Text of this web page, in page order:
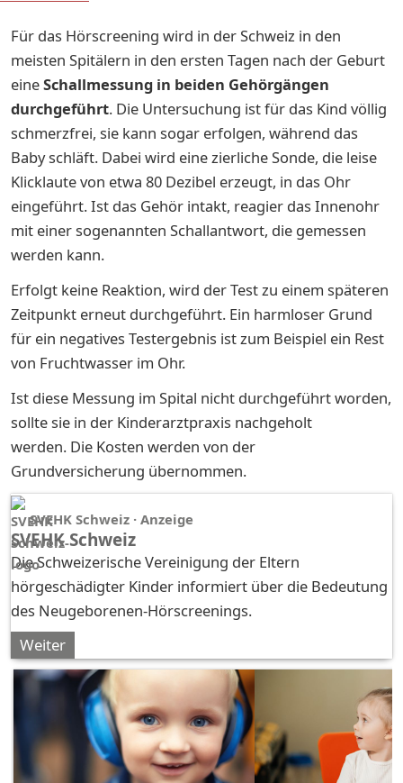
Für das Hörscreening wird in der Schweiz in den
meisten Spitälern in den ersten Tagen nach der Geburt
eineSchallmessung in beiden Gehörgängen
durchgeführt. Die Untersuchung ist für das Kind völlig
schmerzfrei, sie kann sogar erfolgen, während das
Baby schläft. Dabei wird eine zierliche Sonde, die leise
Klicklaute von etwa 80 Dezibel erzeugt, in das Ohr
eingeführt. Ist das Gehör intakt, reagier das Innenohr
mit einer sogenannten Schallantwort, die gemessen
werden kann.
Erfolgt keine Reaktion, wird der Test zu einem späteren
Zeitpunkt erneut durchgeführt. Ein harmloser Grund
für ein negatives Testergebnis ist zum Beispiel ein Rest
von Fruchtwasser im Ohr.
Ist diese Messung im Spital nicht durchgeführt worden,
sollte sie in der Kinderarztpraxis nachgeholt
werden. Die Kosten werden von der
Grundversicherung übernommen.
SVEHK Schweiz · Anzeige
SVEHK Schweiz
Die Schweizerische Vereinigung der Eltern
hörgeschädigter Kinder informiert über die Bedeutung
des Neugeborenen-Hörscreenings.
Weiter